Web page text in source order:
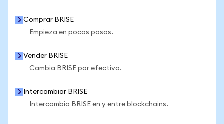
Comprar BRISE
Empieza en pocos pasos.
Vender BRISE
Cambia BRISE por efectivo.
Intercambiar BRISE
Intercambia BRISE en y entre blockchains.